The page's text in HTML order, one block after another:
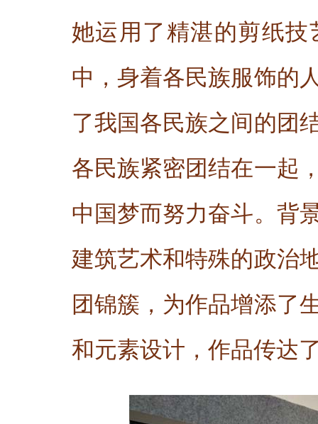
她运用了精湛的剪纸
中，身着各民族服饰的
了我国各民族之间的团
各民族紧密团结在一起
中国梦而努力奋斗。背
建筑艺术和特殊的政治
团锦簇，为作品增添了
和元素设计，作品传达